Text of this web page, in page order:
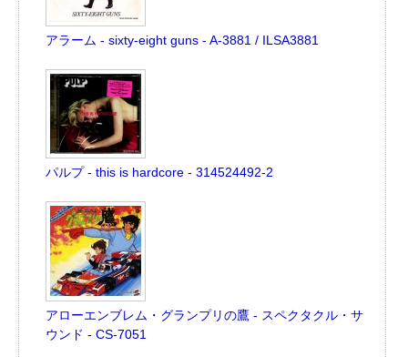
アラーム - sixty-eight guns - A-3881 / ILSA3881
パルプ - this is hardcore - 314524492-2
アローエンブレム・グランプリの鷹 - スペクタクル・サ
ウンド - CS-7051